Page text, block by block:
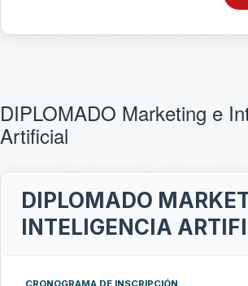
DIPLOMADO Marketing e
Artificial
DIPLOMADO
INTELIGENCIA
CRONOGRAMA DE INSCRIPCIÓN